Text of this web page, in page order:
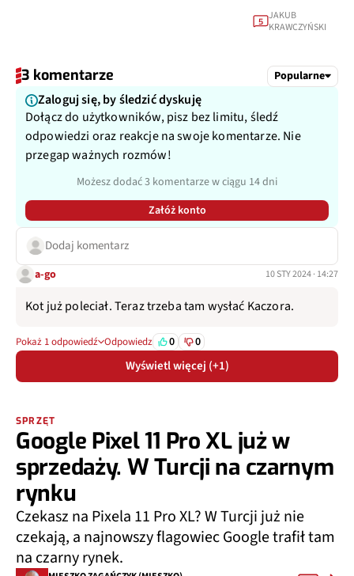
5 JAKUB
KRAWCZYŃSKI
3 komentarze Popularne
Zaloguj się, by śledzić dyskuję
Dołącz do użytkowników, pisz bez limitu, śledź
odpowiedzi oraz reakcje na swoje komentarze. Nie
przegap ważnych rozmów!
Możesz dodać 3 komentarze w ciągu 14 dni
Załóż konto
Dodaj komentarz
a-go 10 STY 2024 · 14:27
Kot już poleciał. Teraz trzeba tam wysłać Kaczora.
Pokaż 1 odpowiedź Odpowiedz 0 0
Wyświetl więcej (+1)
SPRZĘT
Google Pixel 11 Pro XL już w
sprzedaży. W Turcji na czarnym
rynku
Czekasz na Pixela 11 Pro XL? W Turcji już nie
czekają, a najnowszy flagowiec Google trafił tam
na czarny rynek.